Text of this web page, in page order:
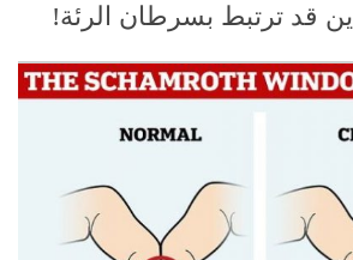
قد ترتبط بسرطان الرئة!